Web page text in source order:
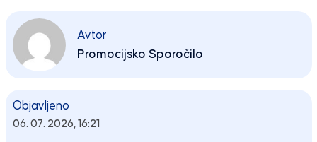
Avtor
Promocijsko Sporočilo
Objavljeno
06. 07. 2026, 16:21